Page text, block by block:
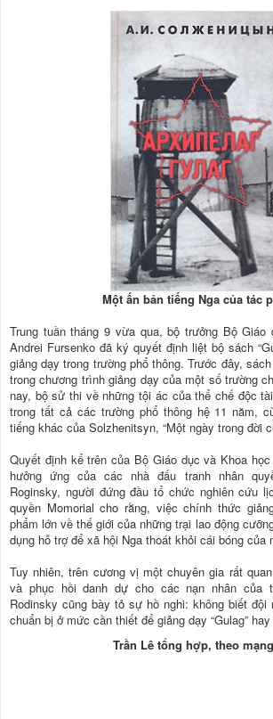
Một ấn bản tiếng Nga của tác
Trung tuần tháng 9 vừa qua, bộ trưởng Bộ
Andrei Fursenko đã ký quyết định liệt bộ sách
giảng dạy trong trường phổ thông. Trước đây,
trong chương trình giảng dạy của một số trường
nay, bộ sử thi về những tội ác của thể chế độc
trong tất cả các trường phổ thông hệ 11 năm,
tiếng khác của Solzhenitsyn, “Một ngày trong đời
Quyết định kể trên của Bộ Giáo dục và Khoa
hưởng ứng của các nhà đấu tranh nhân
Roginsky, người đứng đầu tổ chức nghiên cứu
quyền Momorial cho rằng, việc chính thức
phẩm lớn về thế giới của những trại lao động
dụng hỗ trợ để xã hội Nga thoát khỏi cái bóng của
Tuy nhiên, trên cương vị một chuyên gia rất
và phục hồi danh dự cho các nạn nhân của
Rodinsky cũng bày tỏ sự hồ nghi: không biết đội
chuẩn bị ở mức cần thiết để giảng dạy “Gulag”
Trần Lê tổng hợp, theo